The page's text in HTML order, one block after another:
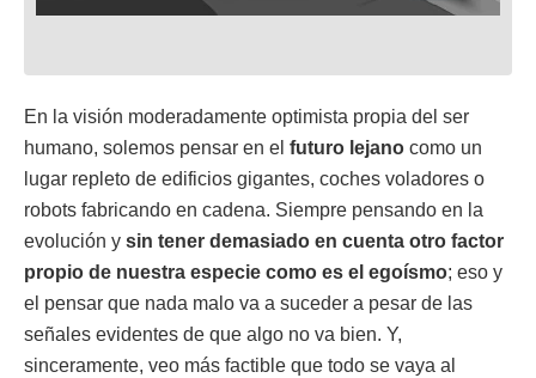
En la visión moderadamente optimista propia del ser
humano, solemos pensar en el futuro lejano como un
lugar repleto de edificios gigantes, coches voladores o
robots fabricando en cadena. Siempre pensando en la
evolución y sin tener demasiado en cuenta otro factor
propio de nuestra especie como es el egoísmo; eso y
el pensar que nada malo va a suceder a pesar de las
señales evidentes de que algo no va bien. Y,
sinceramente, veo más factible que todo se vaya al